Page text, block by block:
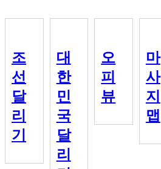
조
선
달
리
기
대
한
민
국
달
리
오
피
뷰
마
사
지
맵